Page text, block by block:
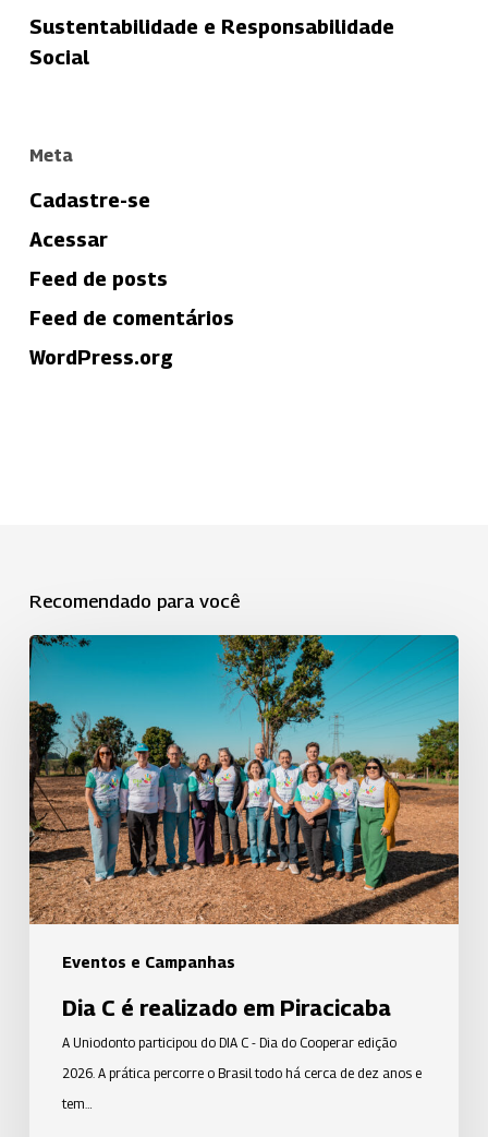
Sustentabilidade e Responsabilidade
Social
Meta
Cadastre-se
Acessar
Feed de posts
Feed de comentários
WordPress.org
Recomendado para você
Eventos e Campanhas
Dia
C
é
realizado
em
Piracicaba
Dia C é realizado em Piracicaba
A Uniodonto participou do DIA C - Dia do Cooperar edição
2026. A prática percorre o Brasil todo há cerca de dez anos e
tem…